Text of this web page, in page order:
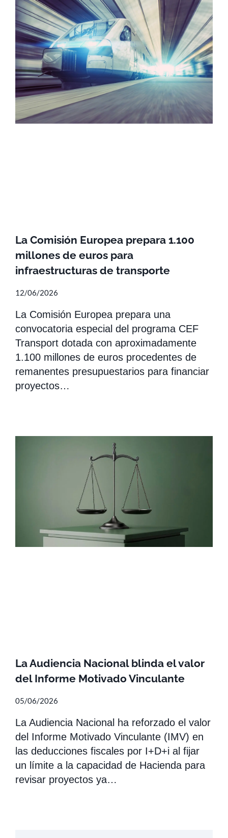
La Comisión Europea prepara 1.100
millones de euros para
infraestructuras de transporte
12/06/2026
La Comisión Europea prepara una
convocatoria especial del programa CEF
Transport dotada con aproximadamente
1.100 millones de euros procedentes de
remanentes presupuestarios para financiar
proyectos…
La Audiencia Nacional blinda el valor
del Informe Motivado Vinculante
05/06/2026
La Audiencia Nacional ha reforzado el valor
del Informe Motivado Vinculante (IMV) en
las deducciones fiscales por I+D+i al fijar
un límite a la capacidad de Hacienda para
revisar proyectos ya…